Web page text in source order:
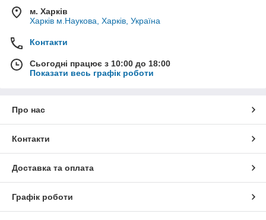
м. Харків
Харків м.Наукова, Харків, Україна
Контакти
Сьогодні працює з 10:00 до 18:00
Показати весь графік роботи
Про нас
Контакти
Доставка та оплата
Графік роботи